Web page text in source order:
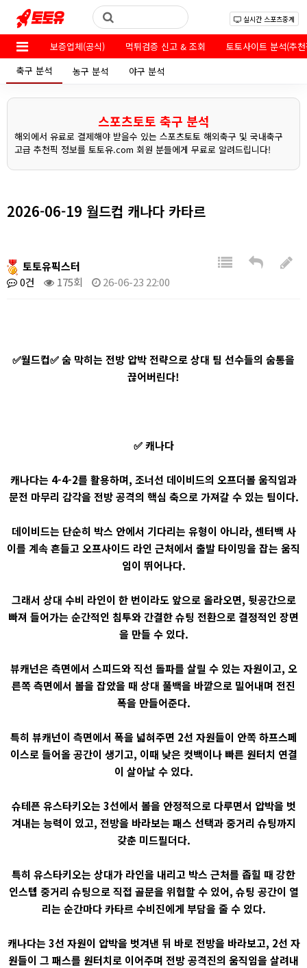
실시간 스포츠중계
보증업체(공식) 먹튀검증 신고 & 조회
토토사이트 분석(추
축구 분석
농구 분석 야구 분석
스포츠토토 축구 분석
해외에서 유료로 결제해야 받을수 있는 스포츠토토 해외축구 및 국내축구
고급 추천픽 정보를 토토유.com 회원 분들에게 무료로 알려드립니다!
2026-06-19 월드컵 캐나다 카타르
토토유픽스터
0건
175회 26-06-23 22:00
✅월드컵✅ 숨 막히는 전방 압박 전략으로 상대 팀 선수들의 숨통을
끊어버린다!
✅ 캐나다
캐나다는 4-4-2를 활용하며, 조너선 데이비드의 오프더볼 움직임과
문전 마무리 감각을 전방 공격의 핵심 축으로 가져갈 수 있는 팀이다.
데이비드는 단순히 박스 안에서 기다리는 유형이 아니라, 센터백 사
이를 계속 흔들고 오프사이드 라인 근처에서 출발 타이밍을 잡는 움직
임이 뛰어나다.
그래서 상대 수비 라인이 한 번이라도 앞으로 올라오면, 뒷공간으로
빠져 들어가는 순간적인 침투와 간결한 슈팅 전환으로 결정적인 장면
을 만들 수 있다.
뷰캐넌은 측면에서 스피드와 직선 돌파를 살릴 수 있는 자원이고, 오
른쪽 측면에서 볼을 잡았을 때 상대 풀백을 바깥으로 밀어내며 전진
폭을 만들어준다.
특히 뷰캐넌이 측면에서 폭을 넓혀주면 2선 자원들이 안쪽 하프스페
이스로 들어올 공간이 생기고, 이때 낮은 컷백이나 빠른 원터치 연결
이 살아날 수 있다.
슈테픈 유스타키오는 3선에서 볼을 안정적으로 다루면서 압박을 벗
겨내는 능력이 있고, 전방을 바라보는 패스 선택과 중거리 슈팅까지
갖춘 미드필더다.
특히 유스타키오는 상대가 라인을 내리고 박스 근처를 좁힐 때 강한
인스텝 중거리 슈팅으로 직접 골문을 위협할 수 있어, 슈팅 공간이 열
리는 순간마다 카타르 수비진에게 부담을 줄 수 있다.
캐나다는 3선 자원이 압박을 벗겨낸 뒤 바로 전방을 바라보고, 2선 자
원들이 그 패스를 원터치로 이어주며 전방 공격진의 움직임을 살려내